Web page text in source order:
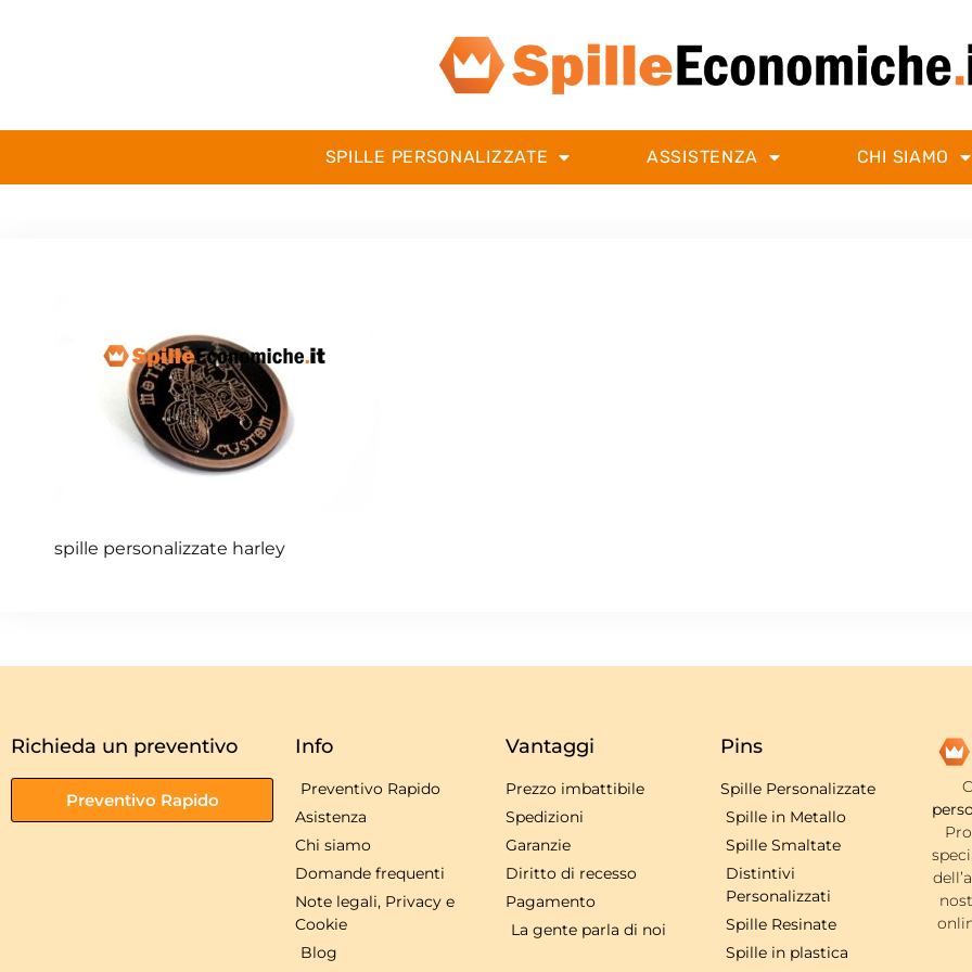
SPILLE PERSONALIZZATE ASSISTENZA CHI SIAMO
spille personalizzate harley
Richieda un preventivo
Preventivo Rapido
Info
Preventivo Rapido
Asistenza
Chi siamo
Domande frequenti
Note legali, Privacy e
Cookie
Blog
Vantaggi
Prezzo imbattibile
Spedizioni
Garanzie
Diritto di recesso
Pagamento
La gente parla di noi
Pins
Spille Personalizzate
Spille in Metallo
Spille Smaltate
Distintivi
Personalizzati
Spille Resinate
Spille in plastica